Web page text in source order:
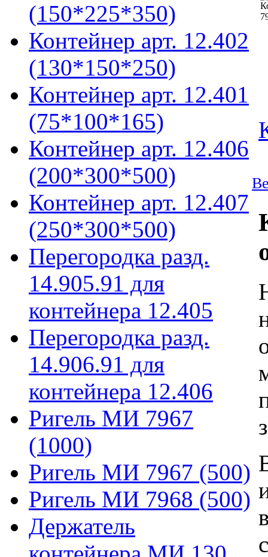
(150*225*350)
Контейнер арт. 12.402
(130*150*250)
Контейнер арт. 12.401
(75*100*165)
Контейнер арт. 12.406
(200*300*500)
Контейнер арт. 12.407
(250*300*500)
Перегородка разд.
14.905.91 для
контейнера 12.405
Перегородка разд.
14.906.91 для
контейнера 12.406
Ригель МИ 7967
(1000)
Ригель МИ 7967 (500)
Ригель МИ 7968 (500)
Держатель